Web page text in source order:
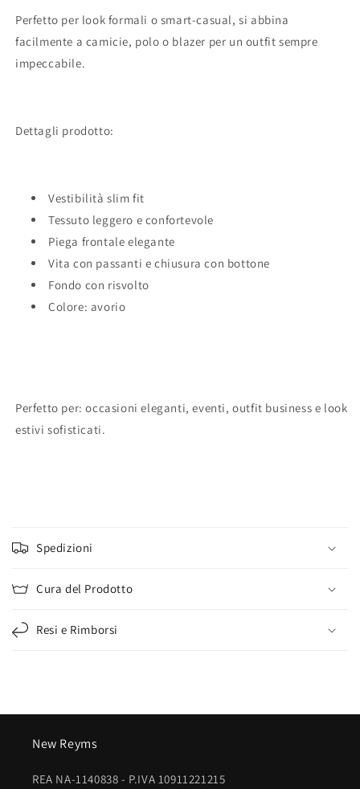
Perfetto per look formali o smart-casual, si abbina
facilmente a camicie, polo o blazer per un outfit sempre
impeccabile.
Dettagli prodotto:
Vestibilità slim fit
Tessuto leggero e confortevole
Piega frontale elegante
Vita con passanti e chiusura con bottone
Fondo con risvolto
Colore: avorio
Perfetto per: occasioni eleganti, eventi, outfit business e look
estivi sofisticati.
o
n
t
e
u
Spedizioni
Cura del Prodotto
Resi e Rimborsi
New Reyms
REA NA-1140838 - P.IVA 10911221215